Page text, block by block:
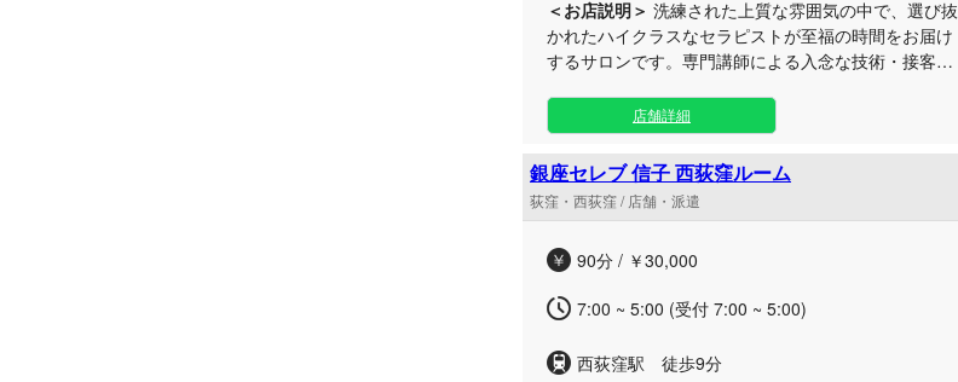
＜お店説明＞ 洗練された上質な雰囲気の中で、選び抜
かれたハイクラスなセラピストが至福の時間をお届け
するサロンです。専門講師による入念な技術・接客講
最高峰のリラクゼーションをご提供いたします。 日々
お忙しく過ごされている大人のお客様や、お仕事帰り
に上質な癒やしを求める方に最適なプライベート空間
をご用意。周囲を気にせず過ごせる落ち着いた個室環
境で、お疲れをすみずみまで解きほぐすこだわりの施
アのルームなら、休日のお出かけついでやお仕事帰り
でこだわり抜いた極上の空間で、日常を忘れる幸せな
店舗詳細
銀座セレブ 信子 西荻窪ルーム
荻窪・西荻窪 / 店舗・派遣
90分 / ￥30,000
7:00 ~ 5:00 (受付 7:00 ~ 5:00)
西荻窪駅 徒歩9分